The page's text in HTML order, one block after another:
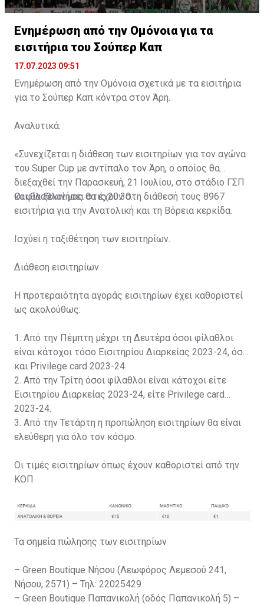
Ενημέρωση από την Ομόνοια για τα
εισιτήρια του Σούπερ Καπ
17.07.2023 09:51
Ενημέρωση από την Ομόνοια σχετικά με τα εισιτήρια
για το Σούπερ Καπ κόντρα στον Άρη.
Αναλυτικά:
«Συνεχίζεται η διάθεση των εισιτηρίων για τον αγώνα
του Super Cup με αντίπαλο τον Άρη, ο οποίος θα
διεξαχθεί την Παρασκευή, 21 Ιουλίου, στο στάδιο ΓΣΠ
και θα ξεκινήσει στις 20:30.
Οι φίλαθλοί μας θα έχουν στη διάθεσή τους 8967
εισιτήρια για την Ανατολική και τη Βόρεια κερκίδα.
Ισχύει η ταξιθέτηση των εισιτηρίων.
Διάθεση εισιτηρίων
Η προτεραιότητα αγοράς εισιτηρίων έχει καθοριστεί
ως ακολούθως:
1. Από την Πέμπτη μέχρι τη Δευτέρα όσοι φίλαθλοι
είναι κάτοχοι τόσο Εισιτηρίου Διαρκείας 2023-24, όσο
και Privilege card 2023-24.
2. Από την Τρίτη όσοι φίλαθλοι είναι κάτοχοι είτε
Εισιτηρίου Διαρκείας 2023-24, είτε Privilege card
2023-24.
3. Από την Τετάρτη η προπώληση εισιτηρίων θα είναι
ελεύθερη για όλο τον κόσμο.
Οι τιμές εισιτηρίων όπως έχουν καθοριστεί από την
ΚΟΠ
Τα σημεία πώλησης των εισιτηρίων
– Green Boutique Νήσου (Λεωφόρος Λεμεσού 241,
Νήσου, 2571) – Τηλ: 22025429
– Green Boutique Παπανικολή (οδός Παπανικολή 5) –